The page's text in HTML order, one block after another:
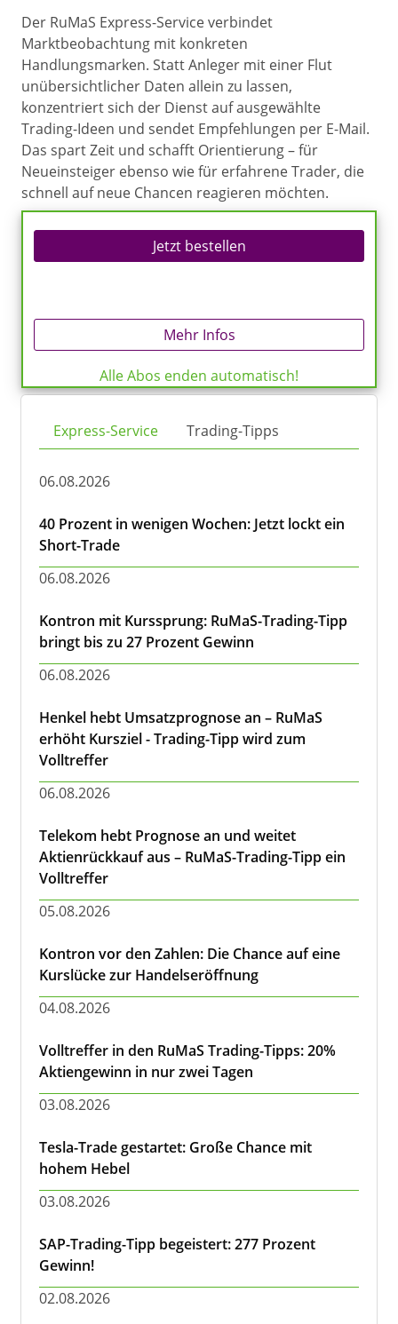
Der RuMaS Express-Service verbindet
Marktbeobachtung mit konkreten
Handlungsmarken. Statt Anleger mit einer Flut
unübersichtlicher Daten allein zu lassen,
konzentriert sich der Dienst auf ausgewählte
Trading-Ideen und sendet Empfehlungen per E-Mail.
Das spart Zeit und schafft Orientierung – für
Neueinsteiger ebenso wie für erfahrene Trader, die
schnell auf neue Chancen reagieren möchten.
Jetzt bestellen
Mehr Infos
Alle Abos enden automatisch!
Express-Service Trading-Tipps
06.08.2026
40 Prozent in wenigen Wochen: Jetzt lockt ein
Short-Trade
06.08.2026
Kontron mit Kurssprung: RuMaS-Trading-Tipp
bringt bis zu 27 Prozent Gewinn
06.08.2026
Henkel hebt Umsatzprognose an – RuMaS
erhöht Kursziel - Trading-Tipp wird zum
Volltreffer
06.08.2026
Telekom hebt Prognose an und weitet
Aktienrückkauf aus – RuMaS-Trading-Tipp ein
Volltreffer
05.08.2026
Kontron vor den Zahlen: Die Chance auf eine
Kurslücke zur Handelseröffnung
04.08.2026
Volltreffer in den RuMaS Trading-Tipps: 20%
Aktiengewinn in nur zwei Tagen
03.08.2026
Tesla-Trade gestartet: Große Chance mit
hohem Hebel
03.08.2026
SAP-Trading-Tipp begeistert: 277 Prozent
Gewinn!
02.08.2026